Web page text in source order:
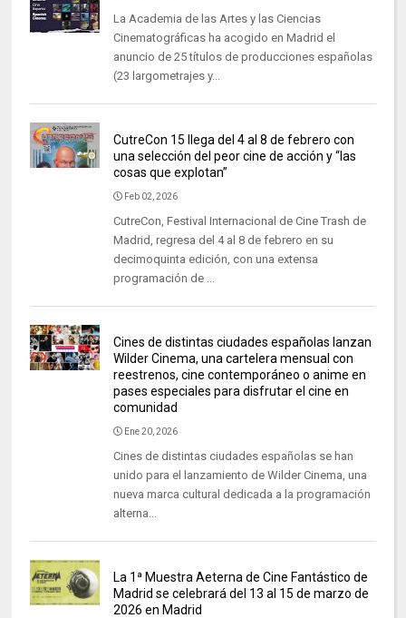
La Academia de las Artes y las Ciencias
Cinematográficas ha acogido en Madrid el
anuncio de 25 títulos de producciones españolas
(23 largometrajes y...
CutreCon 15 llega del 4 al 8 de febrero con
una selección del peor cine de acción y “las
cosas que explotan”
Feb 02, 2026
CutreCon, Festival Internacional de Cine Trash de
Madrid, regresa del 4 al 8 de febrero en su
decimoquinta edición, con una extensa
programación de ...
Cines de distintas ciudades españolas lanzan
Wilder Cinema, una cartelera mensual con
reestrenos, cine contemporáneo o anime en
pases especiales para disfrutar el cine en
comunidad
Ene 20, 2026
Cines de distintas ciudades españolas se han
unido para el lanzamiento de Wilder Cinema, una
nueva marca cultural dedicada a la programación
alterna...
La 1ª Muestra Aeterna de Cine Fantástico de
Madrid se celebrará del 13 al 15 de marzo de
2026 en Madrid